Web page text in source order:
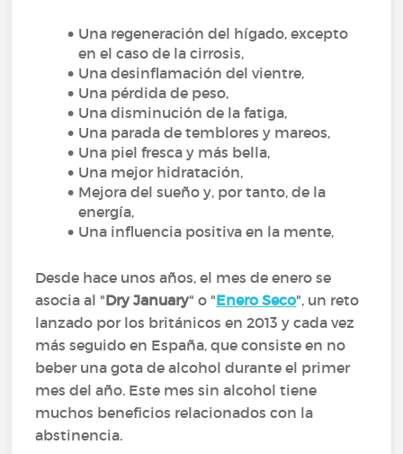
Una regeneración del hígado, excepto
en el caso de la cirrosis,
Una desinflamación del vientre,
Una pérdida de peso,
Una disminución de la fatiga,
Una parada de temblores y mareos,
Una piel fresca y más bella,
Una mejor hidratación,
Mejora del sueño y, por tanto, de la
energía,
Una influencia positiva en la mente,
Desde hace unos años, el mes de enero se
asocia al "Dry January" o "Enero Seco", un reto
lanzado por los británicos en 2013 y cada vez
más seguido en España, que consiste en no
beber una gota de alcohol durante el primer
mes del año. Este mes sin alcohol tiene
muchos beneficios relacionados con la
abstinencia.